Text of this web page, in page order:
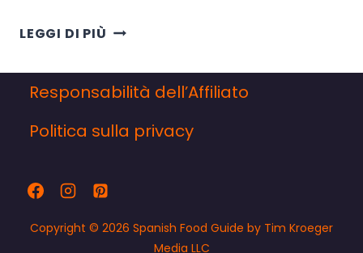
LEGGI DI PIÙ RICETTA
CON
TOMATE
TOSTATO
POMODORO,
D’OLIVA
Responsabilità dell’Affiliato
Politica sulla privacy
Copyright © 2026 Spanish Food Guide by Tim Kroeger
Media LLC